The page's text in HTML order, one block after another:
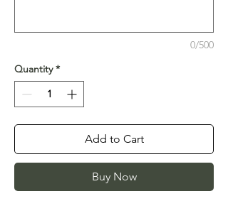
0/500
Quantity *
Add to Cart
Buy Now